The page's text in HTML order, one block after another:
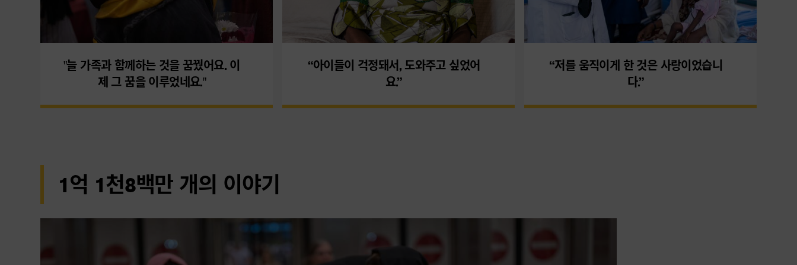
"늘 가족과 함께하는 것을 꿈꿨어요. 이
제 그 꿈을 이루었네요."
“아이들이 걱정돼서, 도와주고 싶었어
요.”
“저를 움직이게 한 것은 사랑이었습니
다.”
1억 1천8백만 개의 이야기